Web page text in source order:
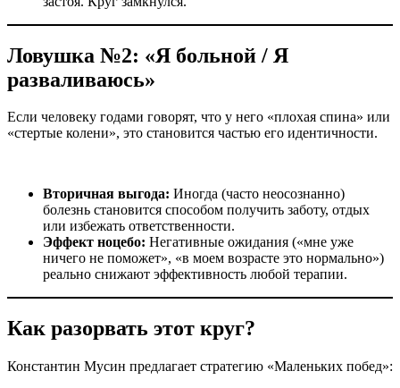
Ловушка №2: «Я больной / Я
разваливаюсь»
Если человеку годами говорят, что у него «плохая спина» или
«стертые колени», это становится частью его идентичности.
Вторичная выгода: Иногда (часто неосознанно)
болезнь становится способом получить заботу, отдых
или избежать ответственности.
Эффект ноцебо: Негативные ожидания («мне уже
ничего не поможет», «в моем возрасте это нормально»)
реально снижают эффективность любой терапии.
Как разорвать этот круг?
Константин Мусин предлагает стратегию «Маленьких побед»: